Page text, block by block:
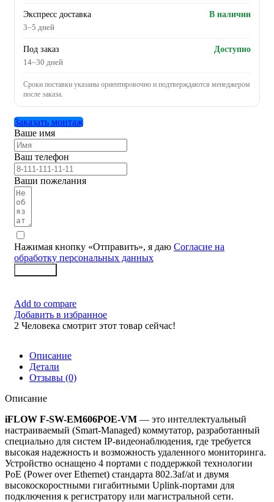
Экспресс доставка
В наличии
3–5 дней
Под заказ
Доступно
14–30 дней
Сроки поставки указаны ориентировочно и подтверждаются менеджером
после заказа.
Заказать монтаж
Ваше имя
Ваш телефон
Ваши пожелания
Нажимая кнопку «Отправить», я даю Согласие на
обработку персональных данных
Add to compare
Добавить в избранное
2 Человека смотрит этот товар сейчас!
Описание
Детали
Отзывы (0)
Описание
iFLOW F-SW-EM606POE-VM — это интеллектуальный
настраиваемый (Smart-Managed) коммутатор, разработанный
специально для систем IP-видеонаблюдения, где требуется
высокая надежность и возможность удаленного мониторинга.
Устройство оснащено 4 портами с поддержкой технологии
PoE (Power over Ethernet) стандарта 802.3af/at и двумя
высокоскоростными гигабитными Uplink-портами для
подключения к регистратору или магистральной сети.